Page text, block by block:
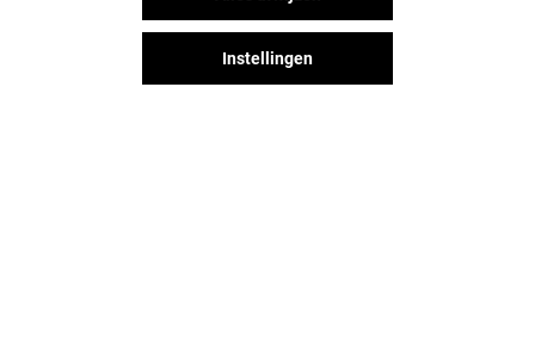
Instellingen